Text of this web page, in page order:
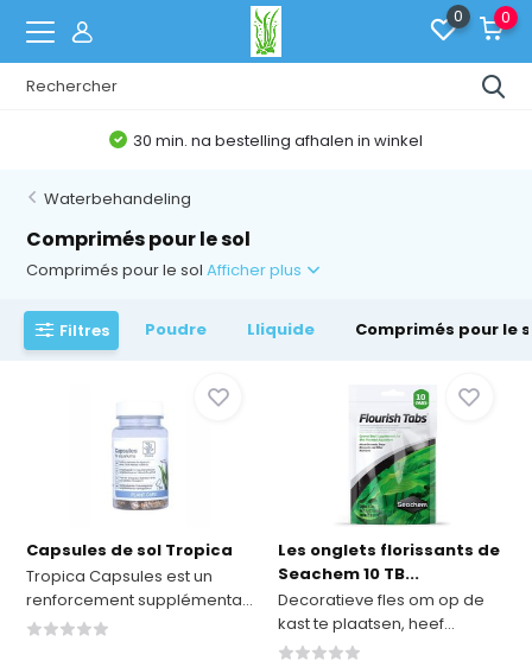
0 0
Belgische Webshop
Waterbehandeling
Comprimés pour le sol
Comprimés pour le solAfficher plus
Filtres Poudre Lliquide Comprimés pour le
Capsules de sol Tropica
Tropica Capsules est un
renforcement supplémenta...
Les onglets florissants de
Seachem 10 TB...
Decoratieve fles om op de
kast te plaatsen, heef...